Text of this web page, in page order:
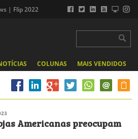
| Flip 2022
COLUNAS MAIS VENDIDOS
Americanas preocupam